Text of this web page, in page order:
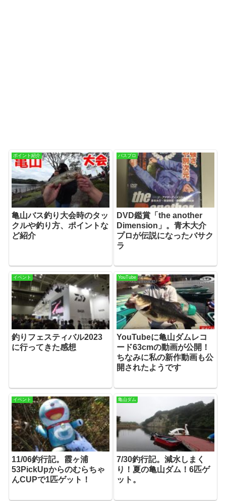
ポイント紹介
亀山バス釣り大会時のタッ
クルや釣り方、ポイントな
ど紹介
バスプロ
DVD鑑賞「the another
Dimension」。青木大介
プロが伝説になったバサク
ラ
イベント
釣りフェスティバル2023
に行ってきた感想
YouTube
YouTubeに亀山ダムレコ
ード63cmの動画が公開！
ちなみに私の新作動画も公
開されたようです
イベント
11/06釣行記。霞ヶ浦
53PickUpからのむらちゃ
んCUPで1匹ゲット！
亀山ダム
7/30釣行記。減水しまく
り！夏の亀山ダム！6匹ゲ
ット。